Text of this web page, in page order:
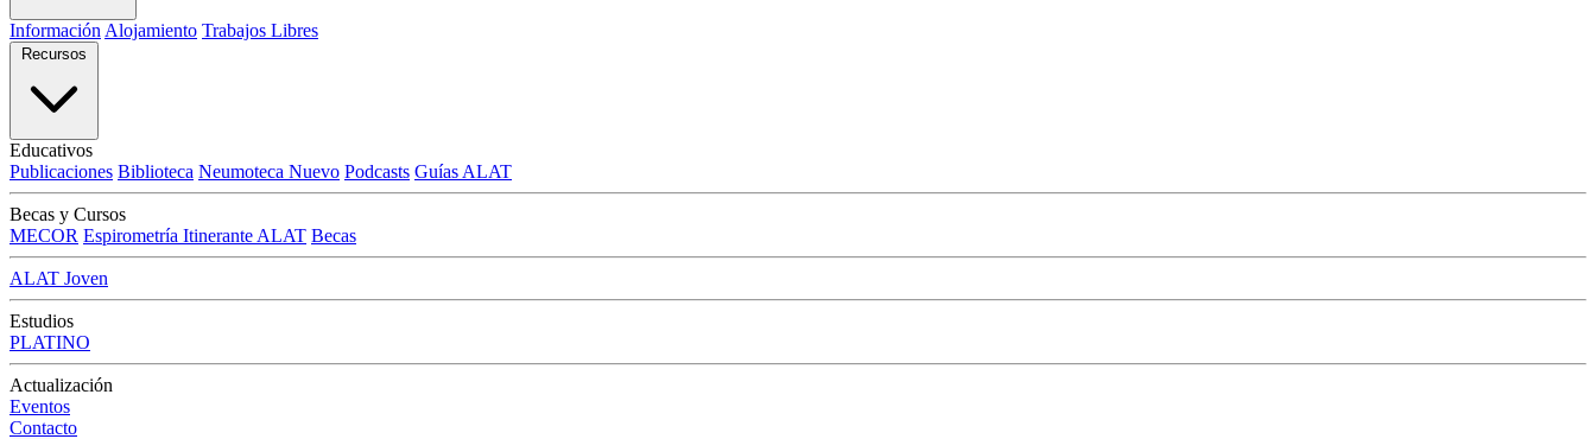
Información Alojamiento Trabajos Libres
Recursos
Educativos
Publicaciones Biblioteca Neumoteca Nuevo Podcasts Guías ALAT
Becas y Cursos
MECOR Espirometría Itinerante ALAT Becas
ALAT Joven
Estudios
PLATINO
Actualización
Eventos
Contacto